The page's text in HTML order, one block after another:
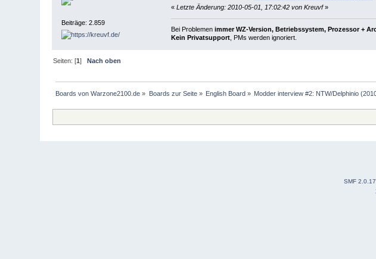
Beiträge: 2.859
« Letzte Änderung: 2010-05-01, 17:02:42 von Kreuvf»
Bei Problemen immer WZ-Version, Betriebssystem, Prozessor +
Kein Privatsupport, PMs werden ignoriert.
Seiten: [1]
Nach oben
Boards von Warzone2100.de » Boards zur Seite» English Board » Modder interview #2: NTW/Delphinio
SMF 2.0.17